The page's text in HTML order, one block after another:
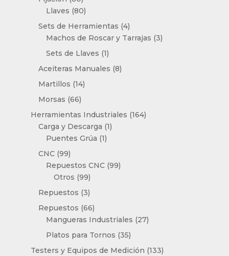
productos
Llaves 8080
productos
Sets de Herramientas 44
productos
Machos de Roscar y Tarrajas 33
Sets de Llaves 11
producto
Aceiteras Manuales 88
Martillos 1414
Morsas 6666
productos
Herramientas Industriales 164164
Carga y Descarga 11
Puentes Grúa 11
CNC 9999
productos
Repuestos CNC 9999
Otros 9999
productos
Repuestos 33
productos
Repuestos 6666
productos
Mangueras Industriales 2727
Platos para Tornos 3535
productos
Testers y Equipos de Medición 133133